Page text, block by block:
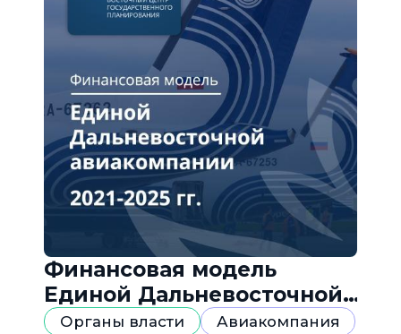
Финансовая модель
Единой Дальневосточной
авиакомпании
Органы власти
Авиакомпания